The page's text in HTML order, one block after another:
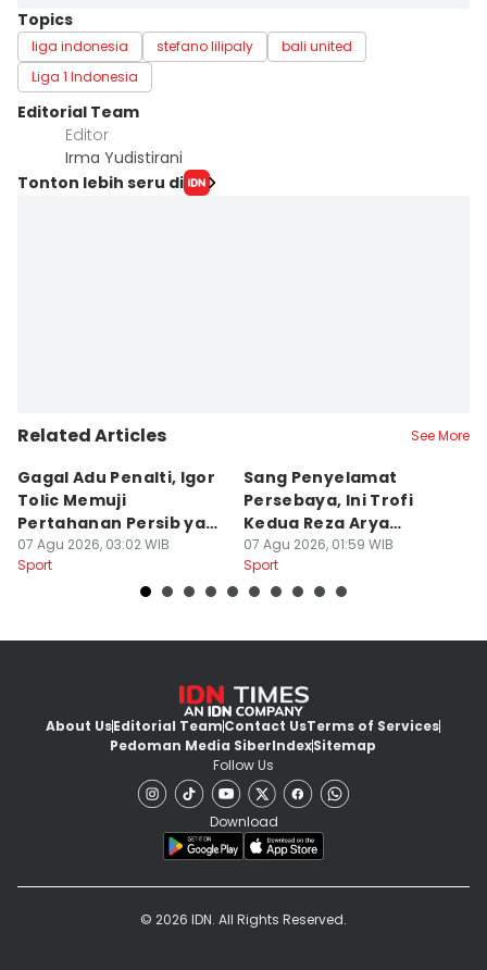
Topics
liga indonesia stefano lilipaly
bali united
Liga 1 Indonesia
Editorial Team
Editor
Irma Yudistirani
Tonton lebih seru di
Related Articles See More
Gagal Adu Penalti, Igor
Tolic Memuji
Pertahanan Persib yang
Solid
07 Agu 2026, 03:02 WIB
Sport
Sang Penyelamat
Persebaya, Ini Trofi
Kedua Reza Arya
Bersama Tavares
07 Agu 2026, 01:59 WIB
Sport
About UsEditorial TeamContact UsTerms of Services
Pedoman Media SiberIndexSitemap
Follow Us
Download
© 2026 IDN. All Rights Reserved.